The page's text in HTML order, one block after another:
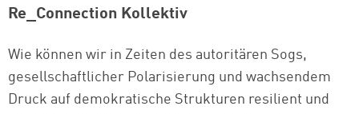
Re_Connection Kollektiv
Wie können wir in Zeiten des autoritären Sogs,
gesellschaftlicher Polarisierung und wachsendem
Druck auf demokratische Strukturen resilient und